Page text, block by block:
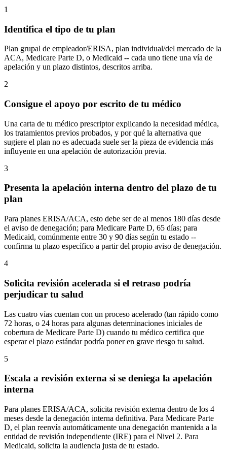
1
Identifica el tipo de tu plan
Plan grupal de empleador/ERISA, plan individual/del mercado de la
ACA, Medicare Parte D, o Medicaid -- cada uno tiene una vía de
apelación y un plazo distintos, descritos arriba.
2
Consigue el apoyo por escrito de tu médico
Una carta de tu médico prescriptor explicando la necesidad médica,
los tratamientos previos probados, y por qué la alternativa que
sugiere el plan no es adecuada suele ser la pieza de evidencia más
influyente en una apelación de autorización previa.
3
Presenta la apelación interna dentro del plazo de tu
plan
Para planes ERISA/ACA, esto debe ser de al menos 180 días desde
el aviso de denegación; para Medicare Parte D, 65 días; para
Medicaid, comúnmente entre 30 y 90 días según tu estado --
confirma tu plazo específico a partir del propio aviso de denegación.
4
Solicita revisión acelerada si el retraso podría
perjudicar tu salud
Las cuatro vías cuentan con un proceso acelerado (tan rápido como
72 horas, o 24 horas para algunas determinaciones iniciales de
cobertura de Medicare Parte D) cuando tu médico certifica que
esperar el plazo estándar podría poner en grave riesgo tu salud.
5
Escala a revisión externa si se deniega la apelación
interna
Para planes ERISA/ACA, solicita revisión externa dentro de los 4
meses desde la denegación interna definitiva. Para Medicare Parte
D, el plan reenvía automáticamente una denegación mantenida a la
entidad de revisión independiente (IRE) para el Nivel 2. Para
Medicaid, solicita la audiencia justa de tu estado.